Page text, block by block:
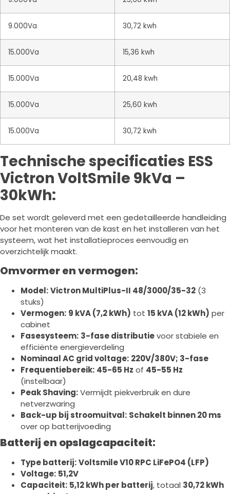
9.000Va 30,72 kwh
15.000Va 15,36 kwh
15.000Va 20,48 kwh
15.000Va 25,60 kwh
15.000Va 30,72 kwh
Technische specificaties ESS
Victron VoltSmile 9kVa –
30kWh:
De set wordt geleverd met een gedetailleerde handleiding
voor het monteren van de kast en het installeren van het
systeem, wat het installatieproces eenvoudig en
overzichtelijk maakt.
Omvormer en vermogen:
Model:Victron MultiPlus-II 48/3000/35-32 (3
stuks)
Vermogen: 9 kVA (7,2 kWh) tot 15 kVA (12 kWh) per
cabinet
Fasesysteem: 3-fase distributievoor stabiele en
efficiënte energieverdeling
Nominaal AC grid voltage: 220V/380V; 3-fase
Frequentiebereik: 45-65 Hz of 45-55 Hz
(instelbaar)
Peak Shaving:Vermijdt piekverbruik en dure
netverzwaring
Back-up bij stroomuitval: Schakelt binnen 20 ms
over op batterijvoeding
Batterij en opslagcapaciteit:
Type batterij:Voltsmile V10 RPC LiFePO4 (LFP)
Voltage: 51,2V
Capaciteit: 5,12 kWh per batterij, totaal 30,72 kWh